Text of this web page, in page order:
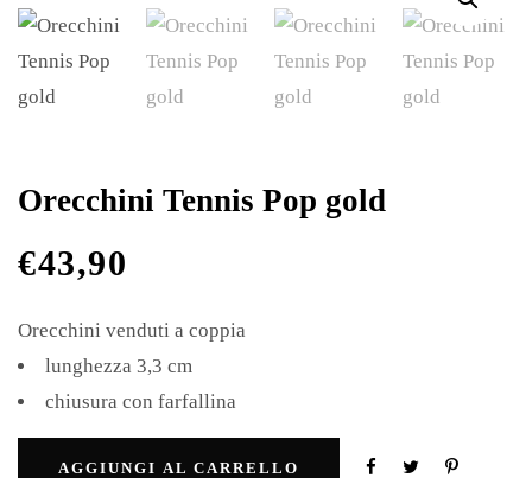
Orecchini Tennis Pop gold
€43,90
Orecchini venduti a coppia
lunghezza 3,3 cm
chiusura con farfallina
AGGIUNGI AL CARRELLO